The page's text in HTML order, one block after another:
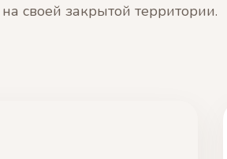
своей закрытой территории.